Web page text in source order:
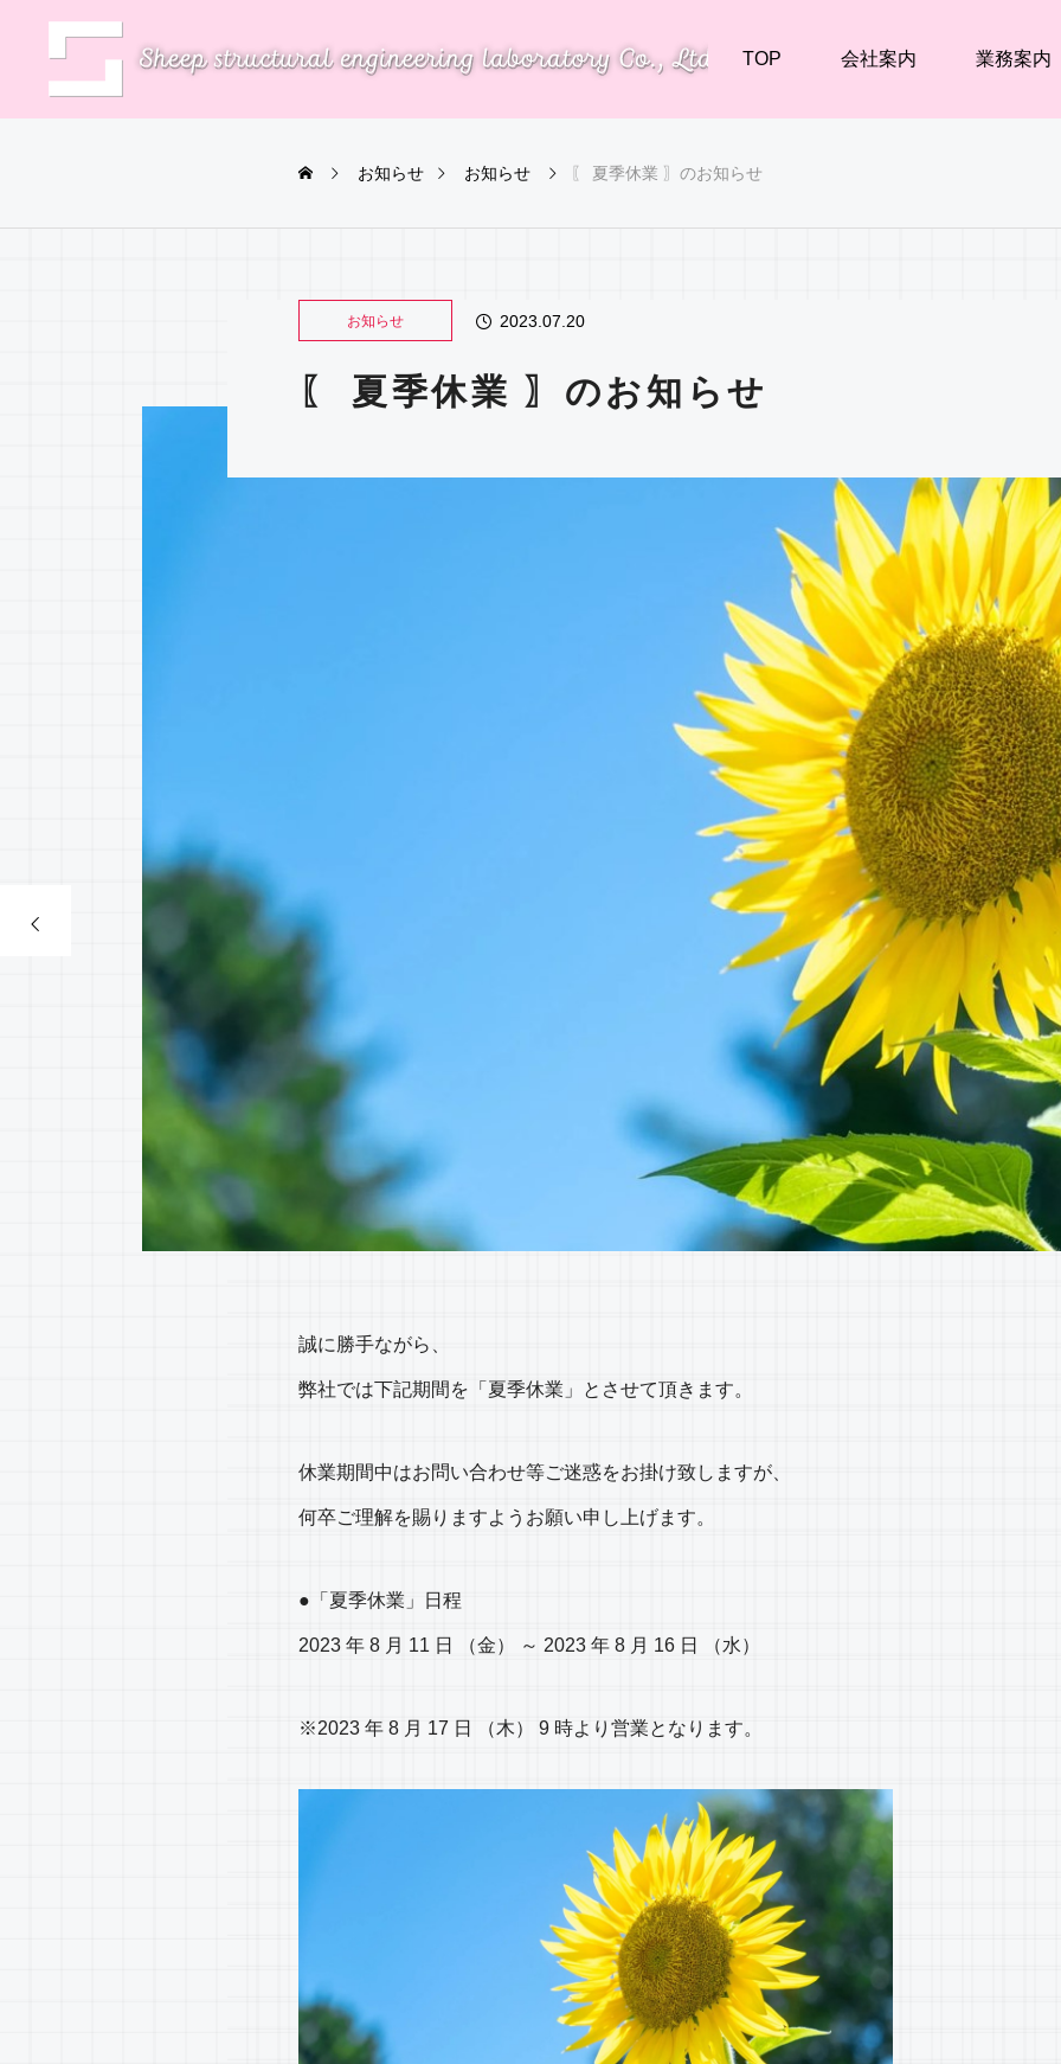
TOP 会社案内 業務案内
お知らせ お知らせ 〖 夏季休業 〗のお知らせ
お知らせ 2023.07.20
〖 夏季休業 〗のお知らせ
誠に勝手ながら、
弊社では下記期間を「夏季休業」とさせて頂きます。
休業期間中はお問い合わせ等ご迷惑をお掛け致しますが、
何卒ご理解を賜りますようお願い申し上げます。
●「夏季休業」日程
2023 年 8 月 11 日 （金） ～ 2023 年 8 月 16 日 （水）
※2023 年 8 月 17 日 （木） 9 時より営業となります。